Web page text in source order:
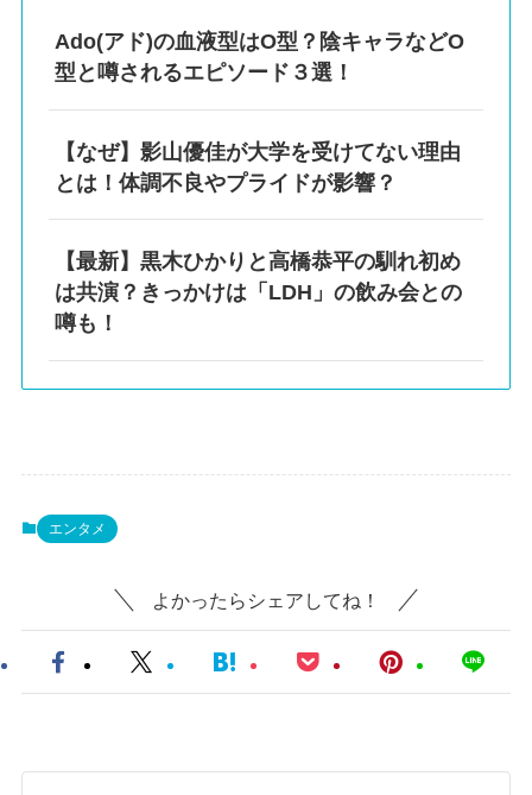
Ado(アド)の血液型はO型？陰キャラなどO
型と噂されるエピソード３選！
【なぜ】影山優佳が大学を受けてない理由
とは！体調不良やプライドが影響？
【最新】黒木ひかりと高橋恭平の馴れ初め
は共演？きっかけは「LDH」の飲み会との
噂も！
エンタメ
よかったらシェアしてね！